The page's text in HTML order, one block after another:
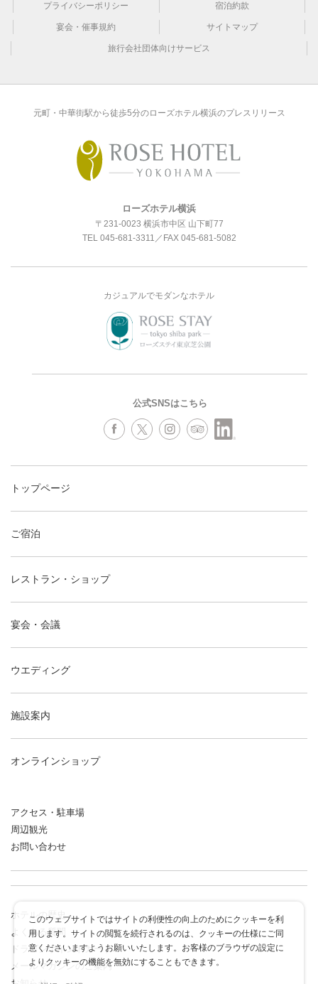
このウェブサイトではサイトの利便性の向上のためにクッキーを利
用します。サイトの閲覧を続行されるのは、クッキーの仕様にご同
意くださいますようお願いいたします。お客様のブラウザの設定に
よりクッキーの機能を無効にすることもできます。
プライバシーポリシー 宿泊約款
宴会・催事規約 サイトマップ
旅行会社団体向けサービス
元町・中華街駅から徒歩5分のローズホテル横浜のプレスリリース
ローズホテル横浜
〒231-0023 横浜市中区 山下町77
TEL 045-681-3311 ／FAX 045-681-5082
カジュアルでモダンなホテル
公式SNSはこちら
トップページ
ご宿泊
レストラン・ショップ
宴会・会議
ウエディング
施設案内
オンラインショップ
アクセス・駐車場
周辺観光
お問い合わせ
ホテルの歴史
よくある質問
ドラゴンポイントカード
メールマガジンのご案内